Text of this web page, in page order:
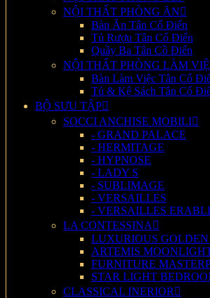
NỘI THẤT PHÒNG ĂN
Bàn Ăn Tân Cổ Điển
Tủ Rượu Tân Cổ Điển
Quầy Ba Tân Cồ Điển
NỘI THẤT PHÒNG LÀM
Bàn Làm Việc Tân Cổ
Tủ & Kệ Sách Tân Cổ
BỘ SƯU TẬP
SOCCI ANCHISE MOBILI
- GRAND PALACE
- HERMITAGE
- HYPNOSE
- LADY S
- SUBLIMAGE
- VERSAILLES
- VERSAILLES
LA CONTESSINA
LUXURIOUS
ARTEMIS
FURNITURE
STAR LIGHT
CLASSICAL INERIOR